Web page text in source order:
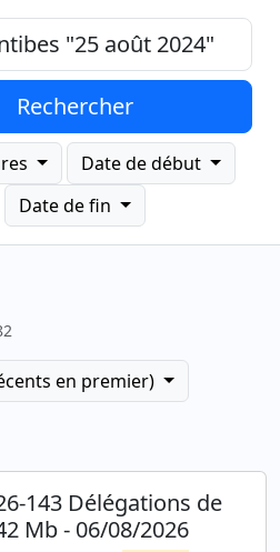
exacte"
Rechercher
Date de début
Date de fin
en premier)
143 Délégations de
Mb - 06/08/2026